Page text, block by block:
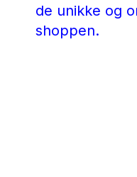
de unikke og
shoppen.